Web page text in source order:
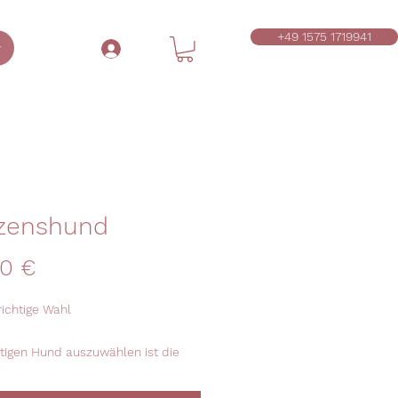
+49 1575 1719941
€
Wahl
Hund auszuwählen ist die
ich dir empfehle zu